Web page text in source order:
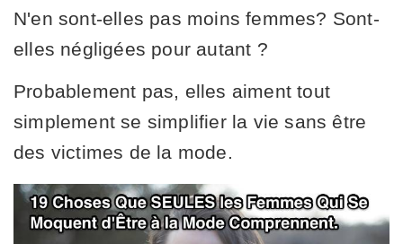
N'en sont-elles pas moins femmes? Sont-
elles négligées pour autant ?
Probablement pas, elles aiment tout
simplement se simplifier la vie sans être
des victimes de la mode.